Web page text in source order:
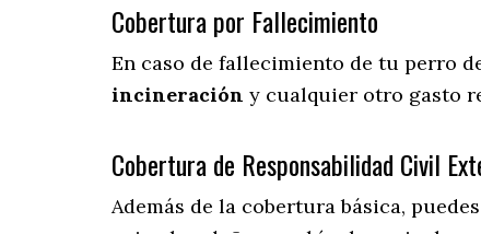
Cobertura por Fallecimiento
En caso de fallecimiento de tu perro
incineración y cualquier otro gasto
Cobertura de Responsabilidad Civil
Además de la cobertura básica,